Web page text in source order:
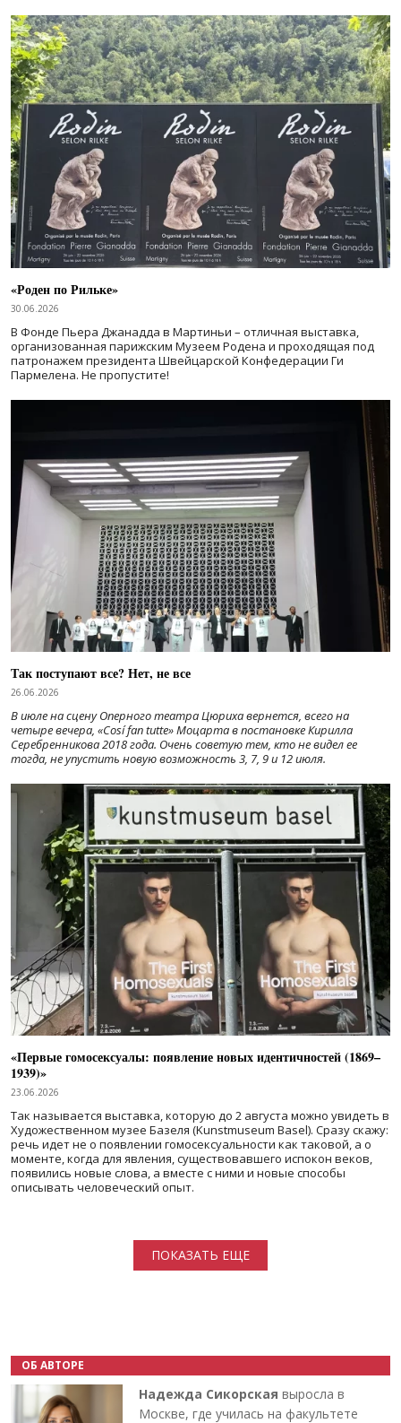
«Роден по Рильке»
30.06.2026
В Фонде Пьера Джанадда в Мартиньи – отличная выставка,
организованная парижским Музеем Родена и проходящая под
патронажем президента Швейцарской Конфедерации Ги
Пармелена. Не пропустите!
Так поступают все? Нет, не все
26.06.2026
В июле на сцену Оперного театра Цюриха вернется, всего на
четыре вечера, «Cosí fan tutte» Моцарта в постановке Кирилла
Серебренникова 2018 года. Очень советую тем, кто не видел ее
тогда, не упустить новую возможность 3, 7, 9 и 12 июля.
«Первые гомосексуалы: появление новых идентичностей (1869–
1939)»
23.06.2026
Так называется выставка, которую до 2 августа можно увидеть в
Художественном музее Базеля (Kunstmuseum Basel). Сразу скажу:
речь идет не о появлении гомосексуальности как таковой, а о
моменте, когда для явления, существовавшего испокон веков,
появились новые слова, а вместе с ними и новые способы
описывать человеческий опыт.
ПОКАЗАТЬ ЕЩЕ
ОБ АВТОРЕ
Надежда Сикорская выросла в
Москве, где училась на факультете